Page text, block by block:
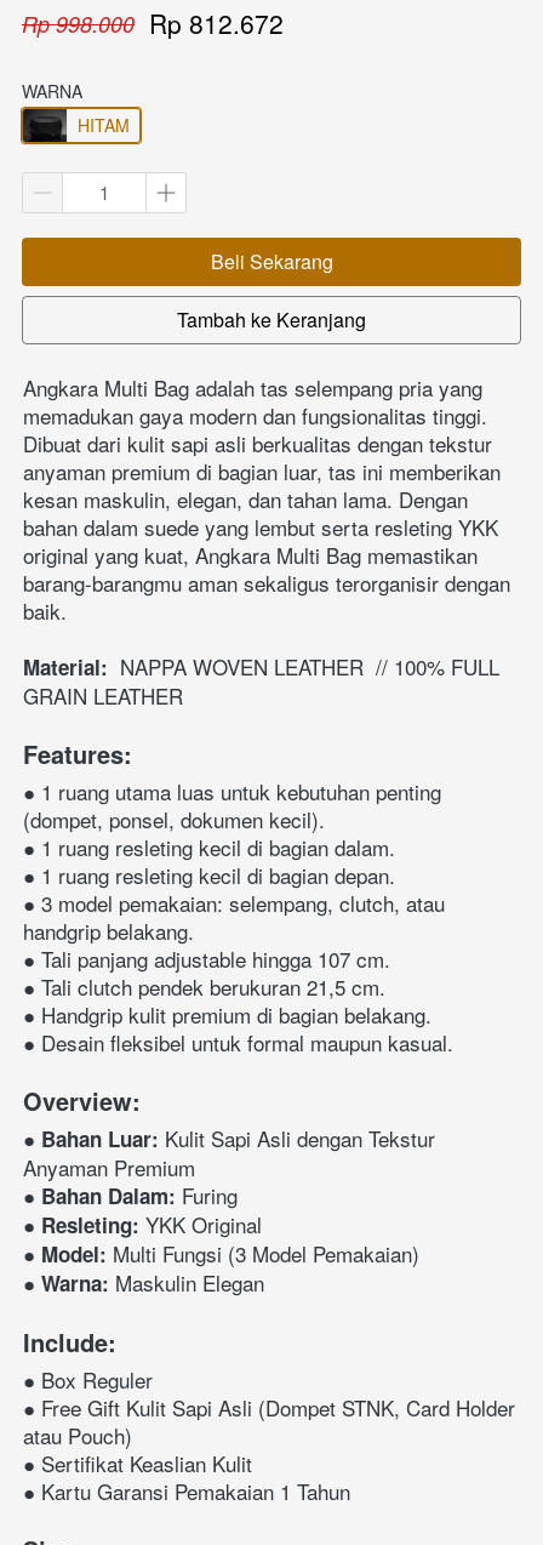
Rp 998.000 Rp 812.672
WARNA
HITAM
`Beli Sekarang
`
Tambah ke Keranjang
Angkara Multi Bag adalah tas selempang pria yang
memadukan gaya modern dan fungsionalitas tinggi.
Dibuat dari kulit sapi asli berkualitas dengan tekstur
anyaman premium di bagian luar, tas ini memberikan
kesan maskulin, elegan, dan tahan lama. Dengan
bahan dalam suede yang lembut serta resleting YKK
original yang kuat, Angkara Multi Bag memastikan
barang-barangmu aman sekaligus terorganisir dengan
baik.
Material: NAPPA WOVEN LEATHER // 100% FULL
GRAIN LEATHER
Features:
● 1 ruang utama luas untuk kebutuhan penting
(dompet, ponsel, dokumen kecil).
● 1 ruang resleting kecil di bagian dalam.
● 1 ruang resleting kecil di bagian depan.
● 3 model pemakaian: selempang, clutch, atau
handgrip belakang.
● Tali panjang adjustable hingga 107 cm.
● Tali clutch pendek berukuran 21,5 cm.
● Handgrip kulit premium di bagian belakang.
● Desain fleksibel untuk formal maupun kasual.
Overview:
● Bahan Luar: Kulit Sapi Asli dengan Tekstur
Anyaman Premium
● Bahan Dalam: Furing
● Resleting: YKK Original
● Model: Multi Fungsi (3 Model Pemakaian)
● Warna: Maskulin Elegan
Include:
● Box Reguler
● Free Gift Kulit Sapi Asli (Dompet STNK, Card Holder
● Sertifikat Keaslian Kulit
● Kartu Garansi Pemakaian 1 Tahun